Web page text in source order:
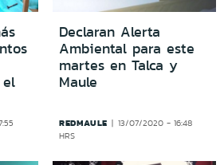
Declaran Alerta
Ambiental para este
martes en Talca y
Maule
REDMAULE
13/07/2020 - 16:48
HRS